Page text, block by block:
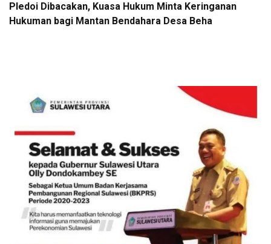
Pledoi Dibacakan, Kuasa Hukum Minta Keringanan
Hukuman bagi Mantan Bendahara Desa Beha